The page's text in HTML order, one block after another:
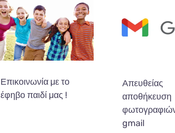
Επικοινωνία με το
έφηβο παιδί μας !
Απευθείας
αποθήκευση
gmail